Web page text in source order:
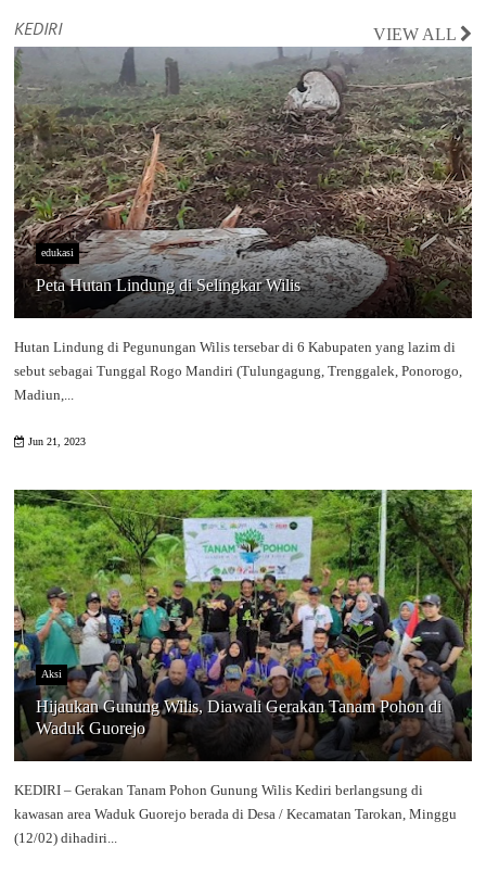
KEDIRI VIEW ALL
edukasi
Peta Hutan Lindung di Selingkar Wilis
Hutan Lindung di Pegunungan Wilis tersebar di 6 Kabupaten yang lazim di
sebut sebagai Tunggal Rogo Mandiri (Tulungagung, Trenggalek, Ponorogo,
Madiun,...
Jun 21, 2023
Aksi
Hijaukan Gunung Wilis, Diawali Gerakan Tanam Pohon di
Waduk Guorejo
KEDIRI – Gerakan Tanam Pohon Gunung Wilis Kediri berlangsung di
kawasan area Waduk Guorejo berada di Desa / Kecamatan Tarokan, Minggu
(12/02) dihadiri...